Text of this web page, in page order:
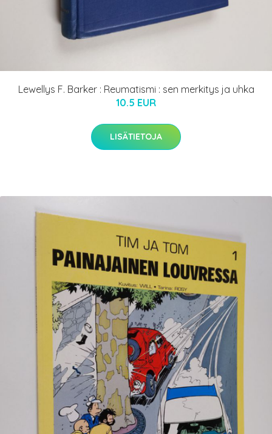
Lewellys F. Barker : Reumatismi : sen merkitys ja uhka
10.5 EUR
LISÄTIETOJA